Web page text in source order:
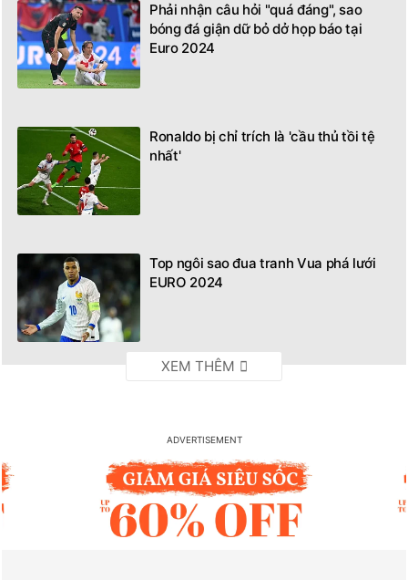
Phải nhận câu hỏi "quá đáng", sao
bóng đá giận dữ bỏ dở họp báo tại
Euro 2024
Ronaldo bị chỉ trích là 'cầu thủ tồi tệ
nhất'
Top ngôi sao đua tranh Vua phá lưới
EURO 2024